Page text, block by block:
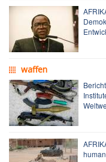
waffen